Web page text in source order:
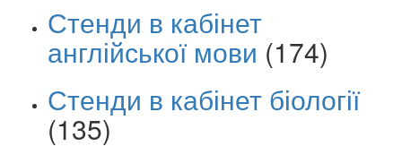
Стенди в кабінет
англійської мови (174)
Стенди в кабінет біології
(135)